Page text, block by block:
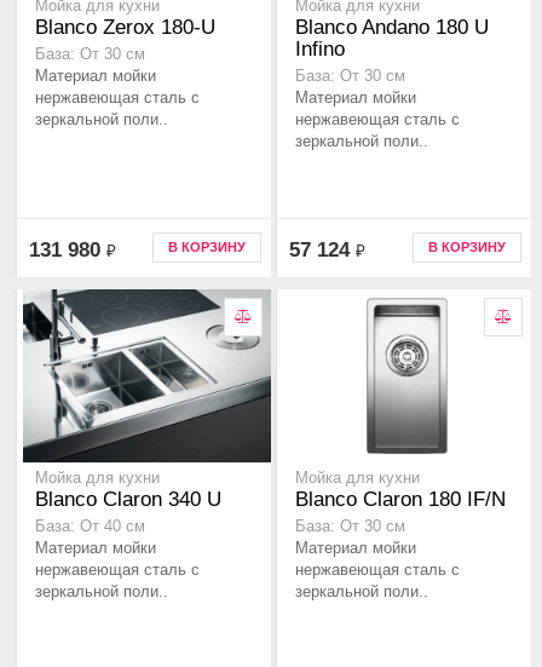
Мойка для кухни
Blanco Zerox 180-U
База: От 30 см
Материал мойки
нержавеющая сталь с
зеркальной поли..
131 980 ₽ В КОРЗИНУ
Мойка для кухни
Blanco Andano 180 U
Infino
База: От 30 см
Материал мойки
нержавеющая сталь с
зеркальной поли..
57 124 ₽ В КОРЗИНУ
Мойка для кухни
Blanco Claron 340 U
База: От 40 см
Материал мойки
нержавеющая сталь с
зеркальной поли..
Мойка для кухни
Blanco Claron 180 IF/N
База: От 30 см
Материал мойки
нержавеющая сталь с
зеркальной поли..